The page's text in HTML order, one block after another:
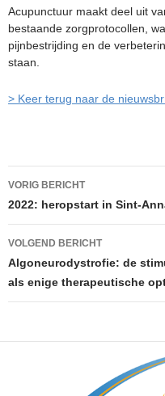
Acupunctuur maakt deel uit
bestaande zorgprotocollen,
pijnbestrijding en de
staan.
> Keer terug naar de
Berichtnavigatie
VORIG BERICHT
2022: heropstart in Sint-
VOLGEND BERICHT
Algoneurodystrofie: de
als enige therapeutische